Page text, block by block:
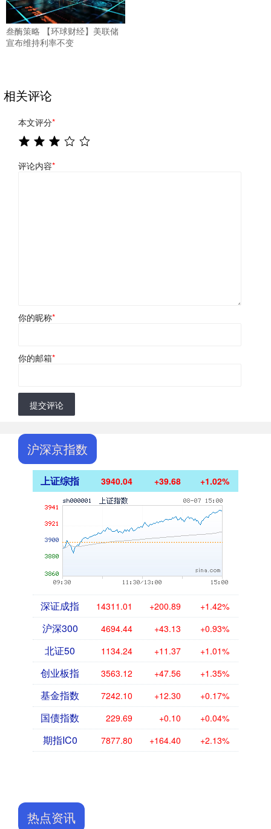
叁酶策略 【环球财经】美联储
宣布维持利率不变
相关评论
本文评分*
评论内容*
你的昵称*
你的邮箱*
提交评论
沪深京指数
上证综指 3940.04 +39.68 +1.02%
深证成指 14311.01 +200.89 +1.42%
沪深300 4694.44 +43.13 +0.93%
北证50 1134.24 +11.37 +1.01%
创业板指 3563.12 +47.56 +1.35%
基金指数 7242.10 +12.30 +0.17%
国债指数 229.69 +0.10 +0.04%
期指IC0 7877.80 +164.40 +2.13%
热点资讯